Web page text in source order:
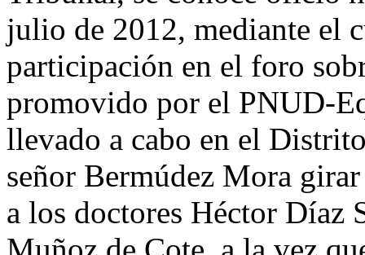
julio de 2012, mediante el
participación en el foro
promovido por el PNUD-
llevado a cabo en el
señor Bermúdez Mora
a los doctores Héctor Díaz